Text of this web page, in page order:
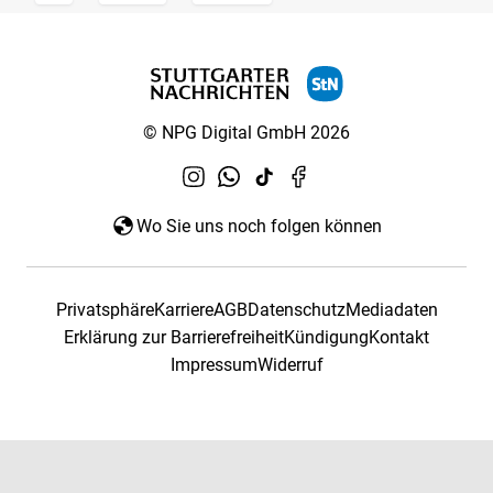
© NPG Digital GmbH 2026
Wo Sie uns noch folgen können
PrivatsphäreKarriereAGBDatenschutzMediadaten
Erklärung zur BarrierefreiheitKündigungKontakt
ImpressumWiderruf